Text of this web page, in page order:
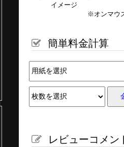
イメージ
※オンマウ
簡単料金計算
レビューコメン